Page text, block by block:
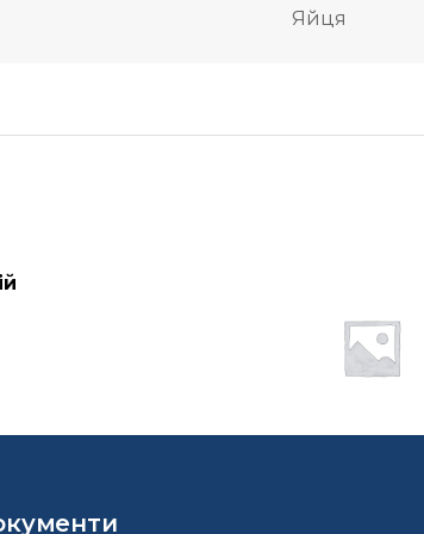
Яйця